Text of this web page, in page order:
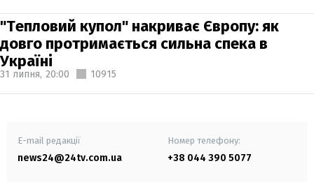
"Тепловий купол" накриває Європу: як
довго протримається сильна спека в
Україні
31 липня, 20:00 10915
E-mail редакції
news24@24tv.com.ua
Номер телефону:
+38 044 390 5077